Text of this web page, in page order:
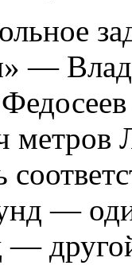
—
—
—